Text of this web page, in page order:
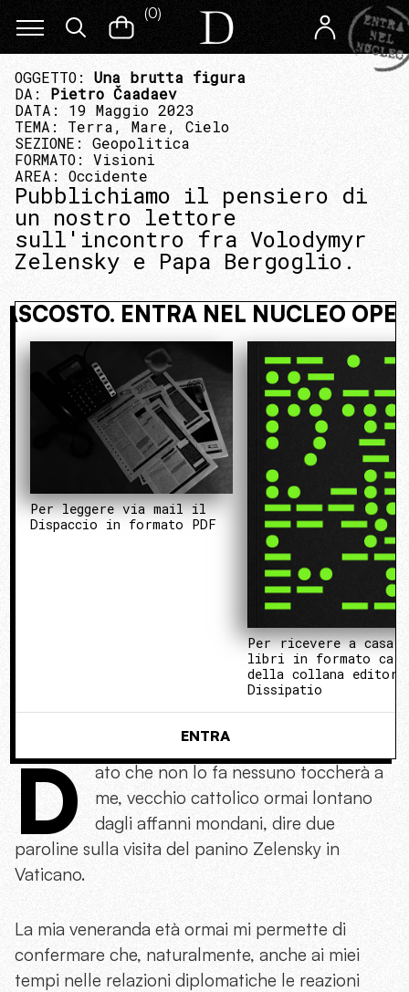
(0)
OGGETTO: Una brutta figura
DA: Pietro Čaadaev
DATA: 19 Maggio 2023
TEMA: Terra, Mare, Cielo
SEZIONE: Geopolitica
FORMATO: Visioni
AREA: Occidente
Pubblichiamo il pensiero di
un nostro lettore
sull'incontro fra Volodymyr
Zelensky e Papa Bergoglio.
NASCOSTO. ENTRA NEL NUCLEO
Per leggere via mail il
Dispaccio in formato PDF
Per ricevere a casa i
libri in formato
della collana
Dissipatio
ENTRA
D
ato che non lo fa nessuno toccherà a
me, vecchio cattolico ormai lontano
dagli affanni mondani, dire due
paroline sulla visita del panino Zelensky in
Vaticano.
La mia veneranda età ormai mi permette di
confermare che, naturalmente, anche ai miei
tempi nelle relazioni diplomatiche le reazioni